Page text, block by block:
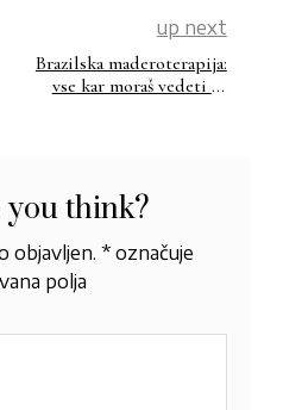
up next
Brazilska maderoterapija:
vse kar moraš vedeti in
think?
objavljen. *označuje
polja